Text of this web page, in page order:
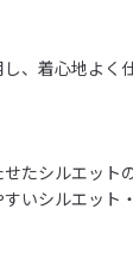
、着心地よ
たシルエッ
いシルエット